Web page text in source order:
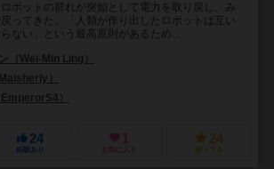
ボットの群れが突如として電力を取り戻し、み
ってきた。「人類が作り出したロボットは互い
ない」という最高原則があるため...
（Wei-Min Ling）
）
）
24
経験あり
1
お気に入り
24
持ってる